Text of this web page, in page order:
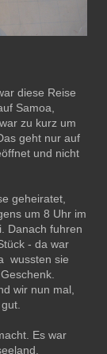
diese Reise
Samoa,
zu kurz um
geht nur auf
und nicht
geheiratet,
um 8 Uhr im
Danach fuhren
- da war
wussten sie
wir nun mal,
Es war